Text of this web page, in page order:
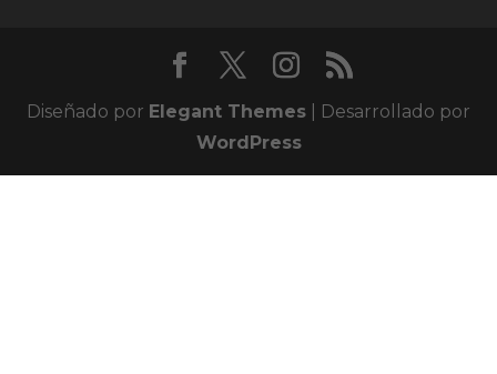
Diseñado por Elegant Themes | Desarrollado por
WordPress